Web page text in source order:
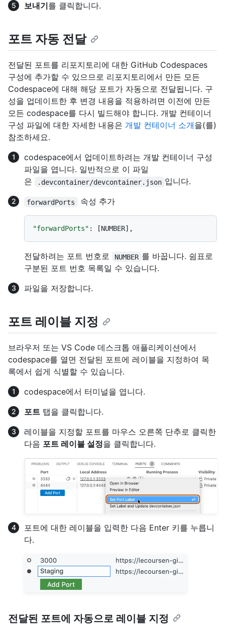
보내기를 클릭합니다.
포트 자동 전달
전달된 포트를 리포지토리에 대한 GitHub Codespaces
구성에 추가할 수 있으므로 리포지토리에서 만든 모든
Codespace에 대해 해당 포트가 자동으로 전달됩니다. 구
성을 업데이트한 후 변경 내용을 적용하려면 이전에 만든
모든 codespace를 다시 빌드해야 합니다. 개발 컨테이너
구성 파일에 대한 자세한 내용은 개발 컨테이너 소개을(를)
참조하세요.
codespace에서 업데이트하려는 개발 컨테이너 구성
파일을 엽니다. 일반적으로 이 파일
은
.devcontainer/devcontainer.json 입니다.
forwardPorts 속성 추가
"forwardPorts" : [NUMBER] ,
전달하려는 포트 번호로 NUMBER 를 바꿉니다. 쉼표로
구분된 포트 번호 목록일 수 있습니다.
파일을 저장합니다.
포트 레이블 지정
브라우저 또는 VS Code 데스크톱 애플리케이션에서
codespace를 열면 전달된 포트에 레이블을 지정하여 목
록에서 쉽게 식별할 수 있습니다.
codespace에서 터미널을 엽니다.
포트 탭을 클릭합니다.
레이블을 지정할 포트를 마우스 오른쪽 단추로 클릭한
다음 포트 레이블 설정을 클릭합니다.
포트에 대한 레이블을 입력한 다음 Enter 키를 누릅니
다.
전달된 포트에 자동으로 레이블 지정